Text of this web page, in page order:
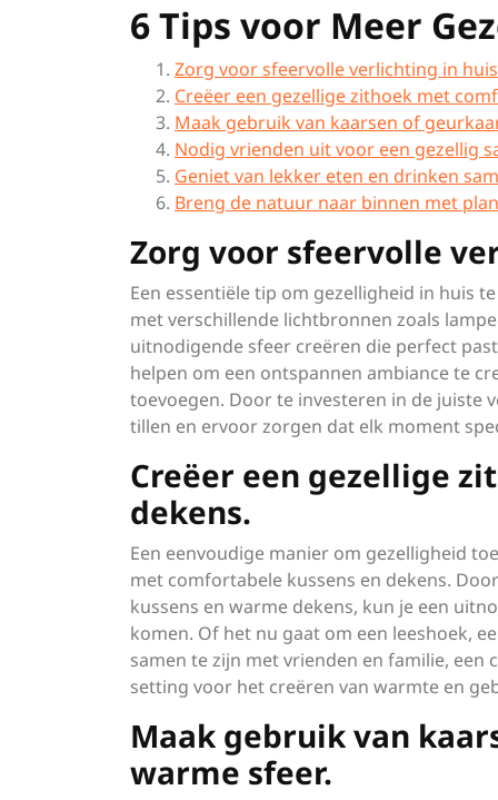
6 Tips voor Meer
Zorg voor sfeervolle verlichting in
Creëer een gezellige zithoek met
Maak gebruik van kaarsen of
Nodig vrienden uit voor een gezellig
Geniet van lekker eten en drinken
Breng de natuur naar binnen met
Zorg voor sfeervolle
Een essentiële tip om gezelligheid in huis
met verschillende lichtbronnen zoals
uitnodigende sfeer creëren die perfect
helpen om een ontspannen ambiance te
toevoegen. Door te investeren in de juiste
tillen en ervoor zorgen dat elk moment
Creëer een gezellige
dekens.
Een eenvoudige manier om gezelligheid
met comfortabele kussens en dekens.
kussens en warme dekens, kun je een
komen. Of het nu gaat om een leeshoek,
samen te zijn met vrienden en familie,
setting voor het creëren van warmte en
Maak gebruik van
warme sfeer.